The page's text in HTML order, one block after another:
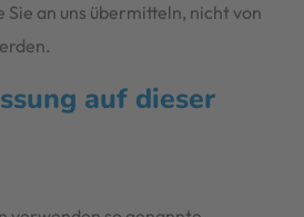
Sie an uns übermitteln, nicht von
auf dieser